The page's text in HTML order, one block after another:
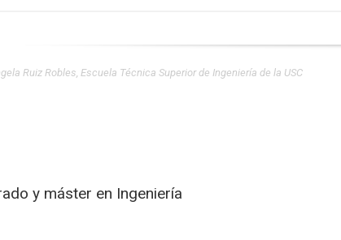
Ruiz Robles Escuela Técnica Superior de Ingeniería de la USC
y máster en Ingeniería